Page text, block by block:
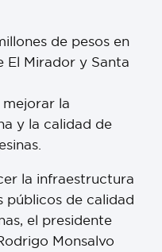
de pesos en
El Mirador y Santa
la
y la calidad de
la infraestructura
públicos de calidad
el presidente
Monsalvo